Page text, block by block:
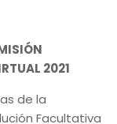
2021
de la
Facultativa